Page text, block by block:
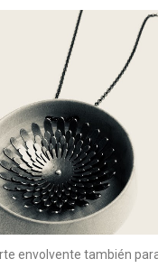
envolvente también